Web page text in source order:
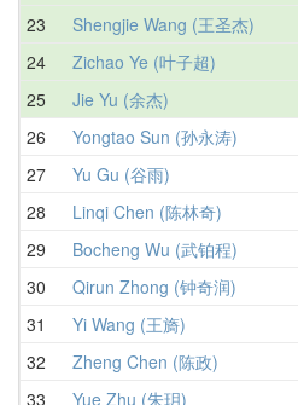
23 Shengjie Wang (王圣杰)
24 Zichao Ye (叶子超)
25 Jie Yu (余杰)
26 Yongtao Sun (孙永涛)
27 Yu Gu (谷雨)
28 Linqi Chen (陈林奇)
29 Bocheng Wu (武铂程)
30 Qirun Zhong (钟奇润)
31 Yi Wang (王旖)
32 Zheng Chen (陈政)
33 Yue Zhu (朱玥)